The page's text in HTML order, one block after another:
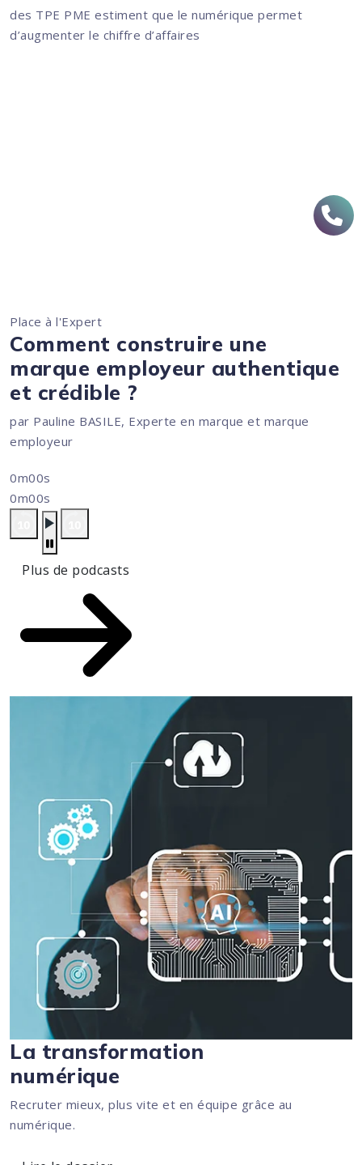
des TPE PME estiment que le numérique permet
d’augmenter le chiffre d’affaires
Place à l'Expert
Comment construire une
marque employeur authentique
et crédible ?
par Pauline BASILE, Experte en marque et marque
employeur
0m00s
0m00s
Plus de podcasts
La transformation
numérique
Recruter mieux, plus vite et en équipe grâce au
numérique.